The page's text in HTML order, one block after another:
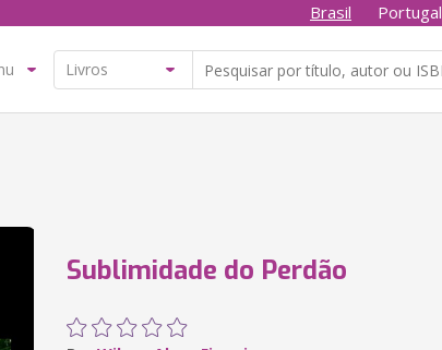
Brasil Portugal
Sublimidade do Perdão